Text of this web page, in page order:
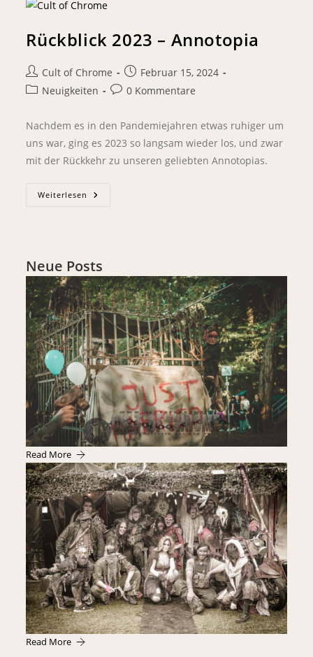
Rückblick 2023 – Annotopia
Cult of Chrome
Februar 15, 2024
Neuigkeiten
0 Kommentare
Nachdem es in den Pandemiejahren etwas ruhiger um
uns war, ging es 2023 so langsam wieder los, und zwar
mit der Rückkehr zu unseren geliebten Annotopias.
Weiterlesen
Neue Posts
Read More
Read More